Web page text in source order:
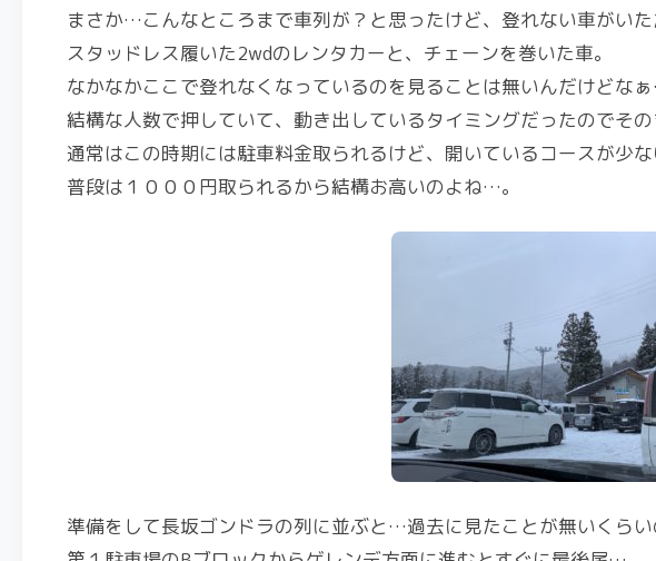
まさか…こんなところまで車列が？と思ったけど、登れない車がいた
スタッドレス履いた2wdのレンタカーと、チェーンを巻いた車。
なかなかここで登れなくなっているのを見ることは無いんだけどなぁ
結構な人数で押していて、動き出しているタイミングだったのでその
通常はこの時期には駐車料金取られるけど、開いているコースが少
普段は１０００円取られるから結構お高いのよね…。
準備をして長坂ゴンドラの列に並ぶと…過去に見たことが無いくらい